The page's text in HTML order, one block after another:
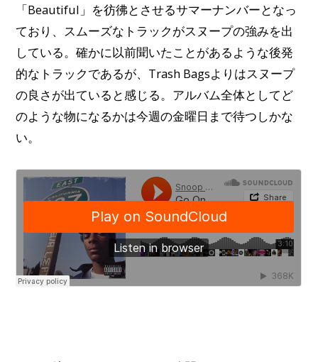
「Beautiful」を彷彿とさせるサマーナンバーとなっ
ており、スムーズなトラックがスヌープの強みを出
している。確かに以前聞いたことがあるような後発
的なトラックであるが、Trash Bagsよりはスヌープ
の良さが出ていると感じる。アルバム全体としてど
のような物になるかは今週の金曜日まで待つしかな
い。